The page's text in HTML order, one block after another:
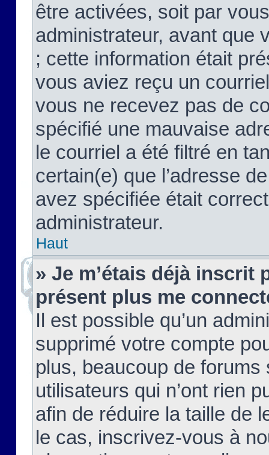
être activées, soit par
administrateur, avant que
; cette information était
vous aviez reçu un
vous ne recevez pas de
spécifié une mauvaise
le courriel a été filtré en
certain(e) que l’adresse
avez spécifiée était
administrateur.
Haut
» Je m’étais déjà inscrit
présent plus me
Il est possible qu’un
supprimé votre compte
plus, beaucoup de
utilisateurs qui n’ont rien
afin de réduire la taille de
le cas, inscrivez-vous à